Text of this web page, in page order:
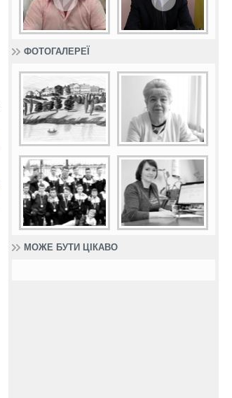
ФОТОГАЛЕРЕЇ
МОЖЕ БУТИ ЦІКАВО